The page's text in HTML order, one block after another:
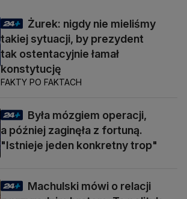
Żurek: nigdy nie mieliśmy
takiej sytuacji, by prezydent
tak ostentacyjnie łamał
konstytucję
FAKTY PO FAKTACH
Była mózgiem operacji,
a później zaginęła z fortuną.
"Istnieje jeden konkretny trop"
Machulski mówi o relacji